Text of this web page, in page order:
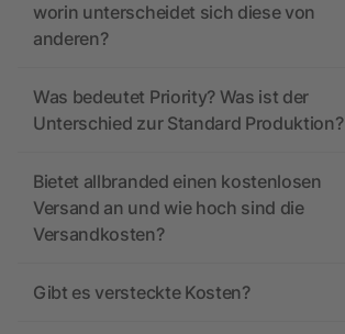
worin unterscheidet sich diese von
anderen?
Was bedeutet Priority? Was ist der
Unterschied zur Standard Produktion?
Bietet allbranded einen kostenlosen
Versand an und wie hoch sind die
Versandkosten?
Gibt es versteckte Kosten?